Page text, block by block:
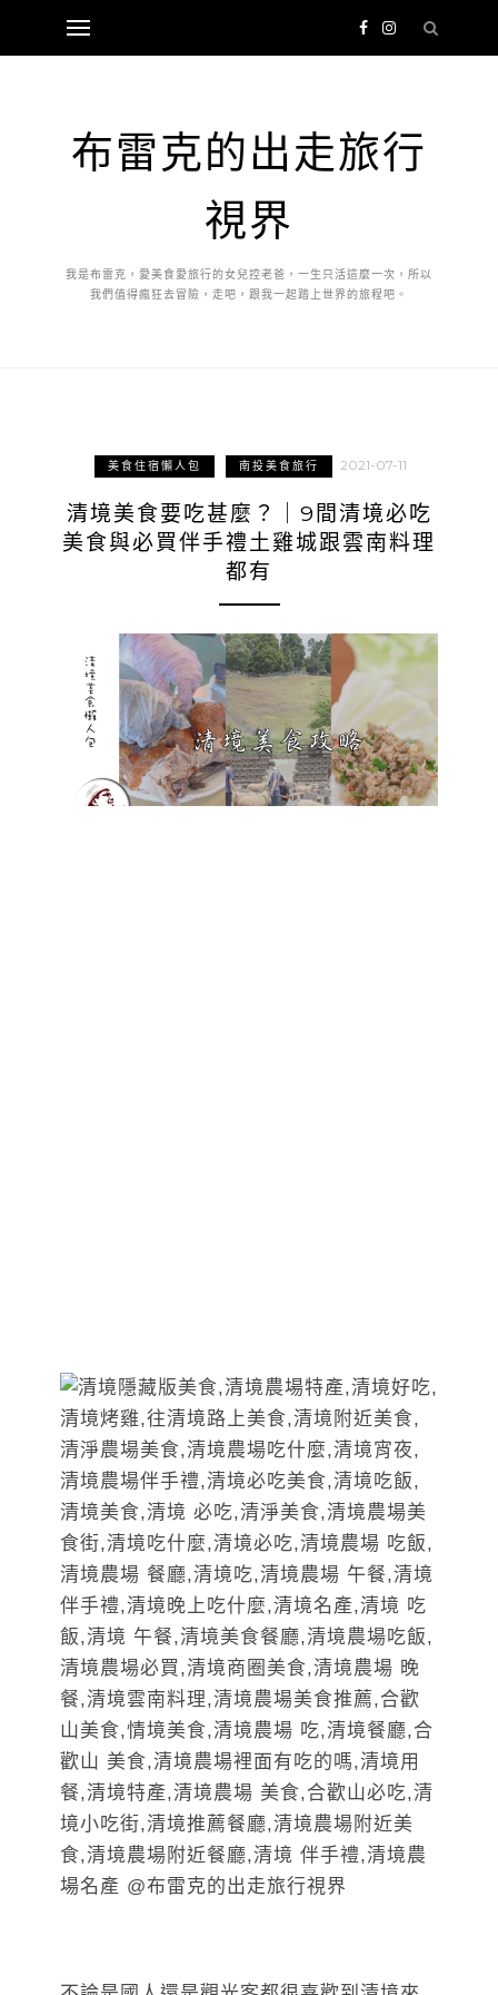
布雷克的出走旅行
視界
我是布雷克，愛美食愛旅行的女兒控老爸，一生只活這麼一次，所以
我們值得瘋狂去冒險，走吧，跟我一起踏上世界的旅程吧。
美食住宿懶人包 南投美食旅行 2021-07-11
清境美食要吃甚麼？｜9間清境必吃
美食與必買伴手禮土雞城跟雲南料理
都有